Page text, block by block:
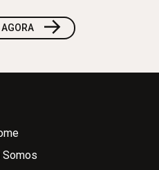
→
Somos